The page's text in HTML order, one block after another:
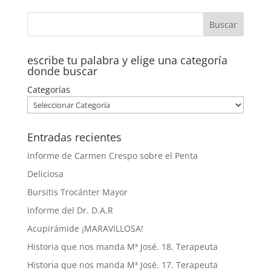
escribe tu palabra y elige una categoría
donde buscar
Categorías
Entradas recientes
Informe de Carmen Crespo sobre el Penta
Deliciosa
Bursitis Trocánter Mayor
Informe del Dr. D.A.R
Acupirámide ¡MARAVILLOSA!
Historia que nos manda Mª José. 18. Terapeuta
Historia que nos manda Mª José. 17. Terapeuta